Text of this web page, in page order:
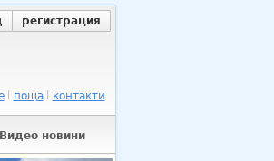
регистрация
поща контакти
Видео новини